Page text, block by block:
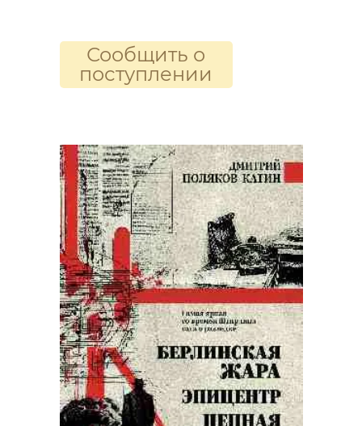
Сообщить о
поступлении